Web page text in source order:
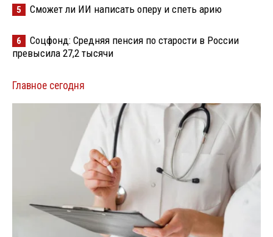
5 Сможет ли ИИ написать оперу и спеть арию
6
Соцфонд: Средняя пенсия по старости в России
превысила 27,2 тысячи
Главное сегодня